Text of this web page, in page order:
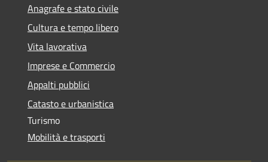
Anagrafe e stato civile
Cultura e tempo libero
Vita lavorativa
Imprese e Commercio
Appalti pubblici
Catasto e urbanistica
Turismo
Mobilità e trasporti